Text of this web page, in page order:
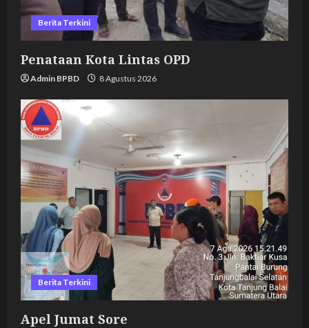
Berita Terkini
Penataan Kota Lintas OPD
Admin BPBD 8 Agustus 2026
Berita Terkini
Apel Jumat Sore